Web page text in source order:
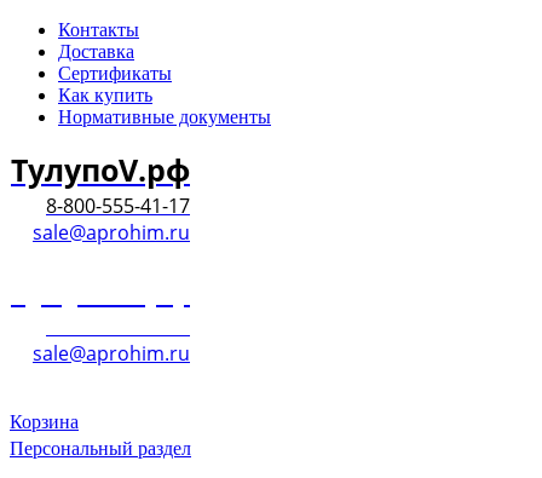
Контакты
Доставка
Сертификаты
Как купить
Нормативные документы
ТулупоV.рф
8-800-555-41-17
sale@aprohim.ru
sale@aprohim.ru
Корзина
Персональный раздел